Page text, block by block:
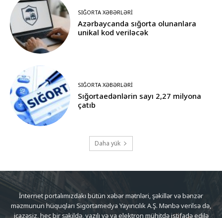
SIĞORTA XƏBƏRLƏRI
Azərbaycanda sığorta olunanlara
unikal kod veriləcək
SIĞORTA XƏBƏRLƏRI
Sığortaedənlərin sayı 2,27 milyona
çatıb
Daha yük
İnternet portalımızdakı bütün xəbər mətnləri, şəkillər və bənzər
məzmunun hüquqları Sigortamedya Yayıncılık A.Ş. Mənbə verilsə də,
icazəsiz, heç bir şəkildə, yazılı və ya elektron mühitdə istifadə edilə